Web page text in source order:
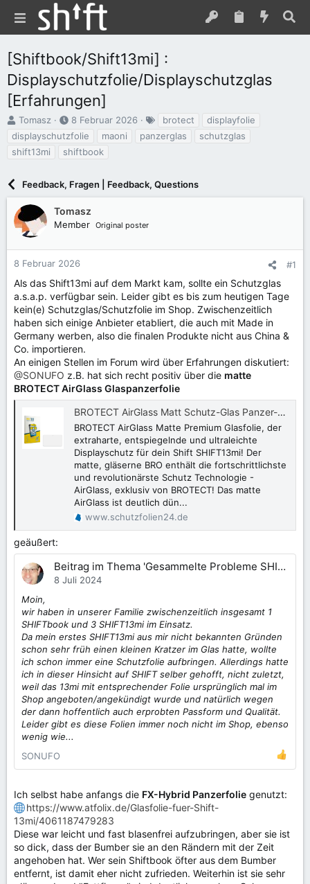
[Shiftbook/Shift13mi] :
Displayschutzfolie/Displayschutzglas
[Erfahrungen]
E
r
t
e
r
Tomasz
E
r
t
l
a
m
8 Februar 2026
g
brotect
displayfolie
displayschutzfolie
maoni panzerglas
schutzglas
shift13mi
shiftbook
Feedback, Fragen | Feedback, Questions
Tomasz
Member Original poster
8 Februar 2026 #1
Als das Shift13mi auf dem Markt kam, sollte ein Schutzglas
a.s.a.p. verfügbar sein. Leider gibt es bis zum heutigen Tage
kein(e) Schutzglas/Schutzfolie im Shop. Zwischenzeitlich
haben sich einige Anbieter etabliert, die auch mit Made in
Germany werben, also die finalen Produkte nicht aus China &
Co. importieren.
An einigen Stellen im Forum wird über Erfahrungen diskutiert:
@SONUFO z.B. hat sich recht positiv über die matte
BROTECT AirGlass Glaspanzerfolie
BROTECT AirGlass Matt Schutz-Glas Panzer-Folie für Shift SHIFT13mi | schutzfolien24.de
BROTECT AirGlass Matte Premium Glasfolie, der
extraharte, entspiegelnde und ultraleichte
Displayschutz für dein Shift SHIFT13mi! Der
matte, gläserne BRO enthält die fortschrittlichste
und revolutionärste Schutz Technologie -
AirGlass, exklusiv von BROTECT! Das matte
AirGlass ist deutlich dün...
www.schutzfolien24.de
geäußert:
Beitrag im Thema 'Gesammelte Probleme SHIFTbook/Shift13mi'
8 Juli 2024
Moin,
wir haben in unserer Familie zwischenzeitlich insgesamt 1
SHIFTbook und 3 SHIFT13mi im Einsatz.
Da mein erstes SHIFT13mi aus mir nicht bekannten Gründen
schon sehr früh einen kleinen Kratzer im Glas hatte, wollte
ich schon immer eine Schutzfolie aufbringen. Allerdings hatte
ich in dieser Hinsicht auf SHIFT selber gehofft, nicht zuletzt,
weil das 13mi mit entsprechender Folie ursprünglich mal im
Shop angeboten/angekündigt wurde und natürlich wegen
der dann hoffentlich auch erprobten Passform und Qualität.
Leider gibt es diese Folien immer noch nicht im Shop, ebenso
wenig wie...
SONUFO
Ich selbst habe anfangs die FX-Hybrid Panzerfolie genutzt:
https://www.atfolix.de/Glasfolie-fuer-Shift-
13mi/4061187479283
Diese war leicht und fast blasenfrei aufzubringen, aber sie ist
so dick, dass der Bumber sie an den Rändern mit der Zeit
angehoben hat. Wer sein Shiftbook öfter aus dem Bumber
entfernt, ist damit eher nicht zufrieden. Weiterhin ist sie sehr